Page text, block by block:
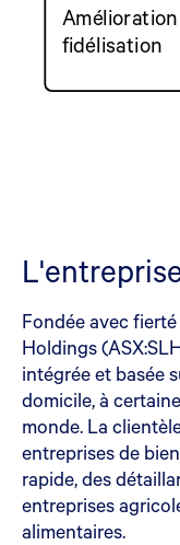
fidélisation
Fondée avec
Holdings
intégrée et basée
domicile, à
monde. La
entreprises de
rapide, des
entreprises
alimentaires.